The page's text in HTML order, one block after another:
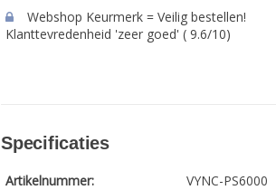
Webshop Keurmerk = Veilig bestellen!
Klanttevredenheid 'zeer goed' ( 9.6/10)
Specificaties
Artikelnummer:
VYNC-PS6000